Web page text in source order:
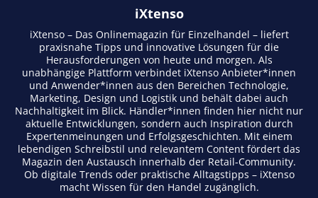
iXtenso
iXtenso – Das Onlinemagazin für Einzelhandel – liefert
praxisnahe Tipps und innovative Lösungen für die
Herausforderungen von heute und morgen. Als
unabhängige Plattform verbindet iXtenso Anbieter*innen
und Anwender*innen aus den Bereichen Technologie,
Marketing, Design und Logistik und behält dabei auch
Nachhaltigkeit im Blick. Händler*innen finden hier nicht nur
aktuelle Entwicklungen, sondern auch Inspiration durch
Expertenmeinungen und Erfolgsgeschichten. Mit einem
lebendigen Schreibstil und relevantem Content fördert das
Magazin den Austausch innerhalb der Retail-Community.
Ob digitale Trends oder praktische Alltagstipps – iXtenso
macht Wissen für den Handel zugänglich.